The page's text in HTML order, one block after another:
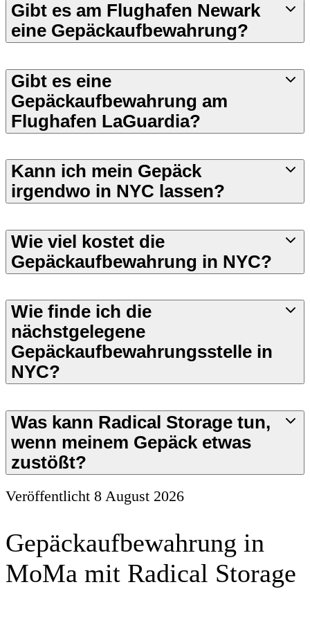
Gibt es am Flughafen Newark
eine Gepäckaufbewahrung?
Gibt es eine
Gepäckaufbewahrung am
Flughafen LaGuardia?
Kann ich mein Gepäck
irgendwo in NYC lassen?
Wie viel kostet die
Gepäckaufbewahrung in NYC?
Wie finde ich die
nächstgelegene
Gepäckaufbewahrungsstelle in
NYC?
Was kann Radical Storage tun,
wenn meinem Gepäck etwas
zustößt?
Veröffentlicht 8 August 2026
Gepäckaufbewahrung in
MoMa mit Radical Storage